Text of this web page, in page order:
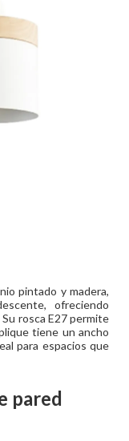
pintado y madera,
ofreciendo
rosca E27 permite
tiene un ancho
para espacios que
pared